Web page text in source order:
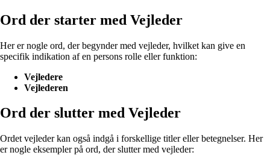
Ord der starter med Vejleder
Her er nogle ord, der begynder med vejleder, hvilket kan give en
specifik indikation af en persons rolle eller funktion:
Vejledere
Vejlederen
Ord der slutter med Vejleder
Ordet vejleder kan også indgå i forskellige titler eller betegnelser. Her
er nogle eksempler på ord, der slutter med vejleder: